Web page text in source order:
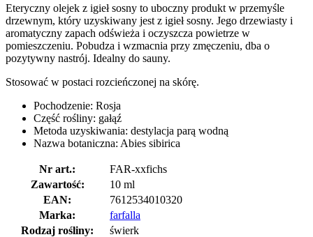
Eteryczny olejek z igieł sosny to uboczny produkt w przemyśle
drzewnym, który uzyskiwany jest z igieł sosny. Jego drzewiasty i
aromatyczny zapach odświeża i oczyszcza powietrze w
pomieszczeniu. Pobudza i wzmacnia przy zmęczeniu, dba o
pozytywny nastrój. Idealny do sauny.
Stosować w postaci rozcieńczonej na skórę.
Pochodzenie: Rosja
Część rośliny: gałąź
Metoda uzyskiwania: destylacja parą wodną
Nazwa botaniczna: Abies sibirica
Nr art.:
FAR-xxfichs
Zawartość:
10 ml
EAN:
7612534010320
Marka:
farfalla
Rodzaj rośliny:
świerk